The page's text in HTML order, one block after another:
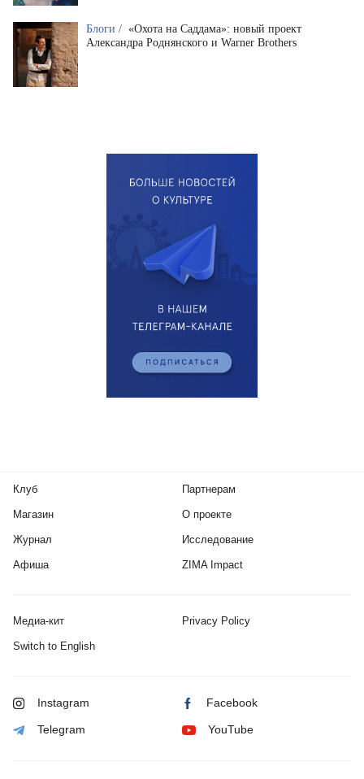
Блоги / «Охота на Саддама»: новый проект
Александра Роднянского и Warner Brothers
Клуб
Магазин
Журнал
Афиша
Партнерам
О проекте
Исследование
ZIMA Impact
Медиа-кит Privacy Policy
Switch to English
Instagram Facebook
Telegram YouTube